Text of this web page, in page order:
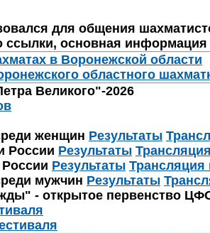
для общения
ссылки, основная информация
в Воронежской области
областного
Великого"-2026
женщин Результаты
России Результаты
Результаты Трансляция
мужчин Результаты
- открытое первенство